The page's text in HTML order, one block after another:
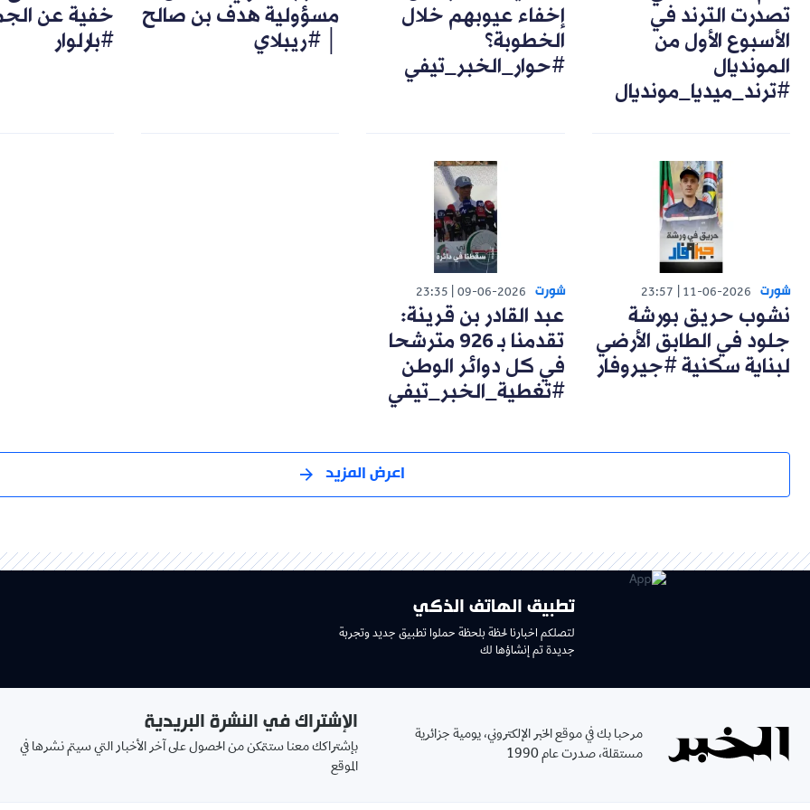
تصدرت الترند في
الأسبوع الأول من
المونديال
#ترند_ميديا_مونديال
إخفاء عيوبهم خلال
الخطوبة؟
#حوار_الخبر_تيفي
مسؤولية هدف بن صالح
│ #ريبلاي
خفية عن
#بارلوار
شورت 11-06-2026
23:57
نشوب حريق بورشة
جلود في الطابق الأرضي
لبناية سكنية #جيروفار
شورت 09-06-2026
23:35
عبد القادر بن قرينة:
تقدمنا بـ 926 مترشحا
في كل دوائر الوطن
#تغطية_الخبر_تيفي
اعرض المزيد
تطبيق الهاتف الذكي
لتصلكم اخبارنا لحظة بلحظة حملوا تطبيق جديد وتجربة
جديدة تم إنشاؤها لك
مرحبا بك في موقع الخبر الإلكتروني، يومية جزائرية
مستقلة، صدرت عام 1990
الإشتراك في النشرة البريدية
بإشتراكك معنا ستتمكن من الحصول على آخر الأخبار التي سيتم نشرها في
الموقع